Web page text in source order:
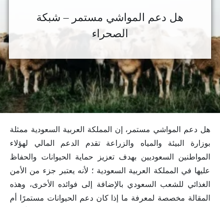
هل دعم المواشي مستمر – شبكة
الصحراء
هل دعم المواشي مستمر، إن المملكة العربية السعودية ممثلة
بوزارة البيئة والمياه والزراعة تقدم الدعم المالي لهؤلاء
المواطنين السعوديين بهدف تعزيز حماية الحيوانات والحفاظ
عليها في المملكة العربية السعودية ؛ لأنه يعتبر جزء من الأمن
الغذائي للشعب السعودي بالإضافة إلى فوائده الأخرى، وهذه
المقالة مخصصة لمعرفة ما إذا كان دعم الحيوانات مستمرًا أم